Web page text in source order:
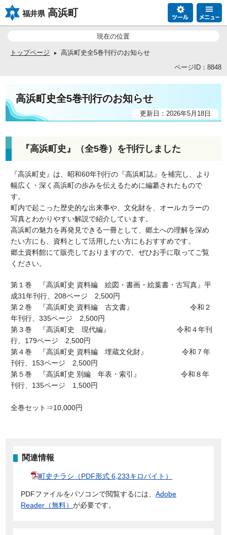
福井県 高浜町
現在の位置
トップページ
高浜町史全5巻刊行のお知らせ
ページID：8848
高浜町史全5巻刊行のお知らせ
更新日：2026年5月18日
『高浜町史』（全5巻）を刊行しました
『高浜町史』は、昭和60年刊行の『高浜町誌』を補完し、より
幅広く・深く高浜町の歩みを伝えるために編纂されたもので
す。
町内で起こった歴史的な出来事や、文化財を、オールカラーの
写真とわかりやすい解説で紹介しています。
高浜町の魅力を再発見できる一冊として、郷土への理解を深め
たい方にも、資料として活用したい方にもおすすめです。
郷土資料館にて販売しておりますので、ぜひお手に取ってご覧
ください。
第１巻 『高浜町史 資料編 絵図・書画・絵葉書・古写真』平
成31年刊行、208ページ 2,500円
第２巻 『高浜町史 資料編 古文書』 令和２
年刊行、335ページ 2,500円
第３巻 『高浜町史 現代編』 令和４年刊
行、179ページ 2,500円
第４巻 『高浜町史 資料編 埋蔵文化財』 令和７年
刊行、153ページ 2,500円
第５巻 『高浜町史 別編 年表・索引』 令和８年
刊行、135ページ 1,500円
全巻セット⇒10,000円
関連情報
町史チラシ（PDF形式 6,233キロバイト）
PDFファイルをパソコンで閲覧するには、Adobe
Reader（無料）が必要です。